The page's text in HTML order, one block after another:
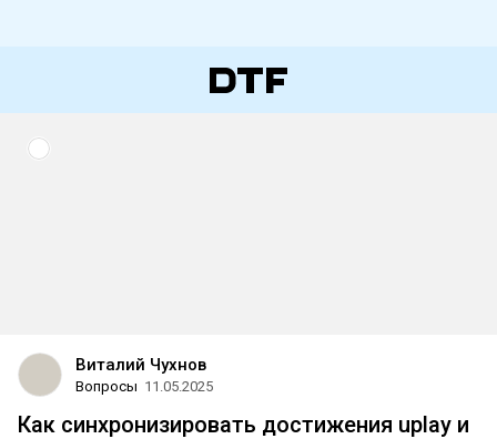
Виталий Чухнов
Вопросы 11.05.2025
Как синхронизировать достижения uplay и